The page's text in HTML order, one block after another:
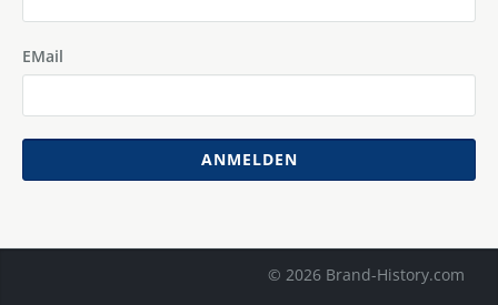
EMail
ANMELDEN
© 2026 Brand-History.com